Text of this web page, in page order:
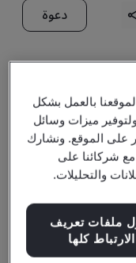
دعوة
Business scope:
بالعمل بشكل
ميزات وسائل
على الموقع. ونشارك
شركائنا على
والتحليلات.
ملفات تعريف
الارتباط كلها